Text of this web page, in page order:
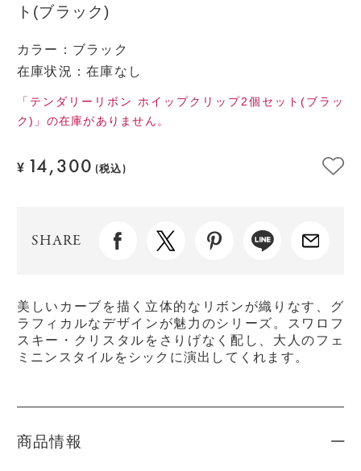
ト(ブラック)
カラー ： ブラック
在庫状況：在庫なし
「テンダリーリボン ホイップクリップ2個セット(ブラッ
ク)」の在庫がありません。
¥ 14,300 (税込)
SHARE
美しいカーブを描く立体的なリボンが織りなす、グ
ラフィカルなデザインが魅力のシリーズ。スワロフ
スキー・クリスタルをさりげなく配し、大人のフェ
ミニンスタイルをシックに演出してくれます。
商品情報